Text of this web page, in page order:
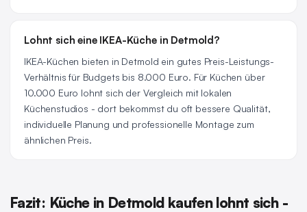
Lohnt sich eine IKEA-Küche in Detmold?
IKEA-Küchen bieten in Detmold ein gutes Preis-Leistungs-
Verhältnis für Budgets bis 8.000 Euro. Für Küchen über
10.000 Euro lohnt sich der Vergleich mit lokalen
Küchenstudios - dort bekommst du oft bessere Qualität,
individuelle Planung und professionelle Montage zum
ähnlichen Preis.
Fazit: Küche in Detmold kaufen lohnt sich -